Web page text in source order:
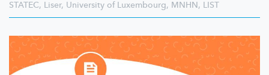
STATEC, Liser, University of Luxembourg, MNHN, LIST